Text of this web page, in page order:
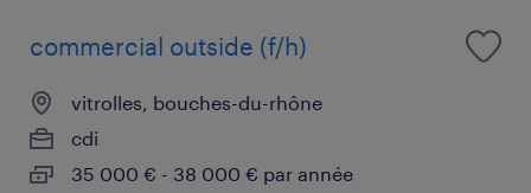
commercial outside (f/h)
vitrolles, bouches-du-rhône
cdi
35 000 € - 38 000 € par année